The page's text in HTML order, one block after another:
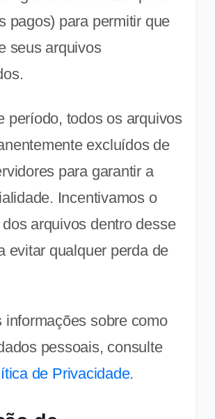
pagos) para permitir que
seus arquivos
período, todos os arquivos
excluídos de
para garantir a
Incentivamos o
arquivos dentro desse
evitar qualquer perda de
informações sobre como
pessoais, consulte
de Privacidade.